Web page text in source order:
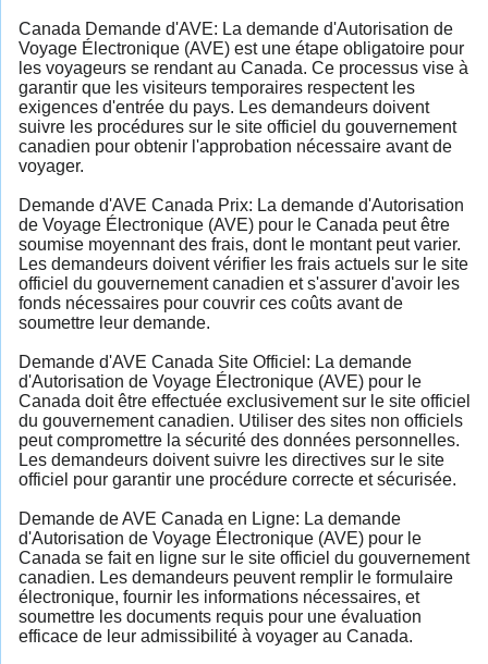
Canada Demande d'AVE: La demande d'Autorisation de
Voyage Électronique (AVE) est une étape obligatoire pour
les voyageurs se rendant au Canada. Ce processus vise à
garantir que les visiteurs temporaires respectent les
exigences d'entrée du pays. Les demandeurs doivent
suivre les procédures sur le site officiel du gouvernement
canadien pour obtenir l'approbation nécessaire avant de
voyager.
Demande d'AVE Canada Prix: La demande d'Autorisation
de Voyage Électronique (AVE) pour le Canada peut être
soumise moyennant des frais, dont le montant peut varier.
Les demandeurs doivent vérifier les frais actuels sur le site
officiel du gouvernement canadien et s'assurer d'avoir les
fonds nécessaires pour couvrir ces coûts avant de
soumettre leur demande.
Demande d'AVE Canada Site Officiel: La demande
d'Autorisation de Voyage Électronique (AVE) pour le
Canada doit être effectuée exclusivement sur le site officiel
du gouvernement canadien. Utiliser des sites non officiels
peut compromettre la sécurité des données personnelles.
Les demandeurs doivent suivre les directives sur le site
officiel pour garantir une procédure correcte et sécurisée.
Demande de AVE Canada en Ligne: La demande
d'Autorisation de Voyage Électronique (AVE) pour le
Canada se fait en ligne sur le site officiel du gouvernement
canadien. Les demandeurs peuvent remplir le formulaire
électronique, fournir les informations nécessaires, et
soumettre les documents requis pour une évaluation
efficace de leur admissibilité à voyager au Canada.